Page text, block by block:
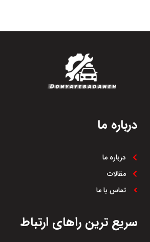
درباره ما
درباره ما
مقالات
تماس با ما
سریع ترین راهای ارتباط